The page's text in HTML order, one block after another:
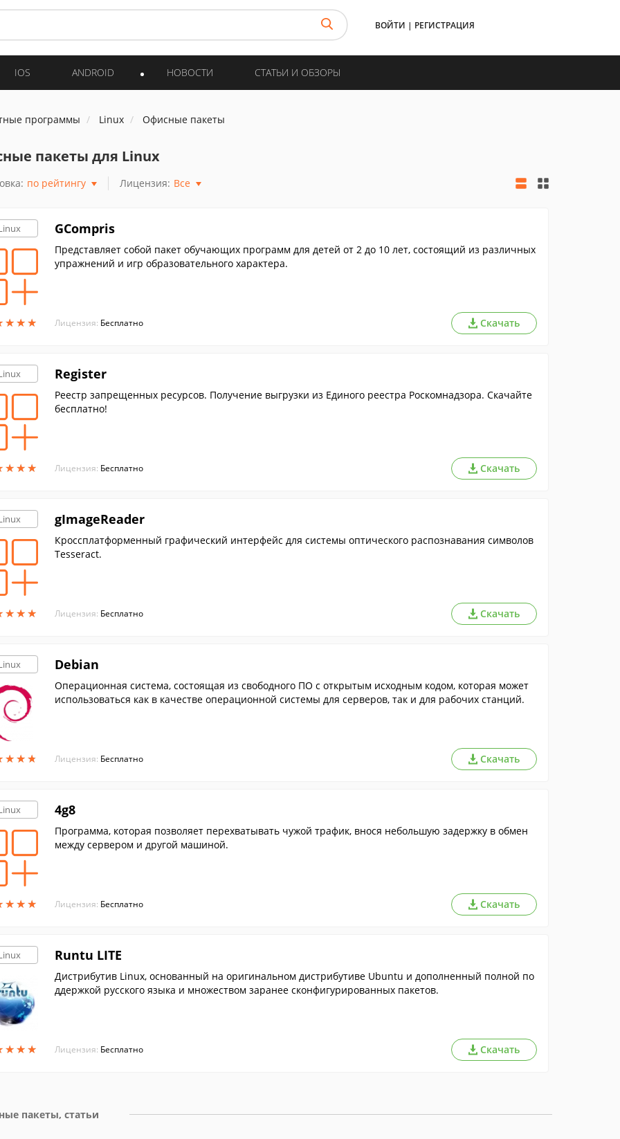
ВОЙТИ | РЕГИСТРАЦИЯ
IOS ANDROID НОВОСТИ СТАТЬИ И ОБЗОРЫ
программы Linux Офисные пакеты
пакеты для Linux
по рейтингу Лицензия: Все
★★★
★★★
GCompris
Представляет собой пакет обучающих программ для детей от 2 до 10 лет, состоящий из различных
упражнений и игр образовательного характера.
Лицензия: Бесплатно Скачать
★★★
★★★
Register
Реестр запрещенных ресурсов. Получение выгрузки из Единого реестра Роскомнадзора. Скачайте
бесплатно!
Лицензия: Бесплатно Скачать
★★★
★★★
gImageReader
Кроссплатформенный графический интерфейс для системы оптического распознавания символов
Tesseract.
Лицензия: Бесплатно Скачать
★★★
★★★
Debian
Операционная система, состоящая из свободного ПО с открытым исходным кодом, которая может
использоваться как в качестве операционной системы для серверов, так и для рабочих станций.
Лицензия: Бесплатно Скачать
★★★
★★★
4g8
Программа, которая позволяет перехватывать чужой трафик, внося небольшую задержку в обмен
между сервером и другой машиной.
Лицензия: Бесплатно Скачать
★★★
★★★
Runtu LITE
Дистрибутив Linux, основанный на оригинальном дистрибутиве Ubuntu и дополненный полной по
ддержкой русского языка и множеством заранее сконфигурированных пакетов.
Лицензия: Бесплатно Скачать
пакеты, статьи